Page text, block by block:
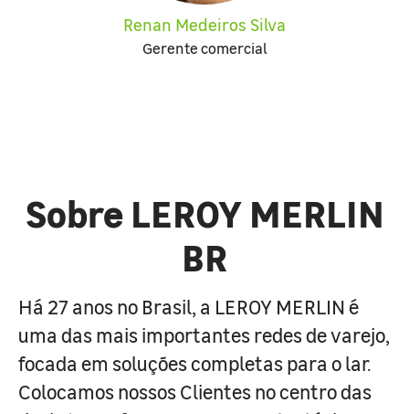
Renan Medeiros Silva
Gerente comercial
Sobre LEROY MERLIN
BR
Há 27 anos no Brasil, a LEROY MERLIN é
uma das mais importantes redes de varejo,
focada em soluções completas para o lar.
Colocamos nossos Clientes no centro das